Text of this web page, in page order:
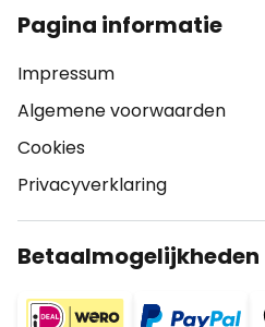
Pagina informatie
Impressum
Algemene voorwaarden
Cookies
Privacyverklaring
Betaalmogelijkheden